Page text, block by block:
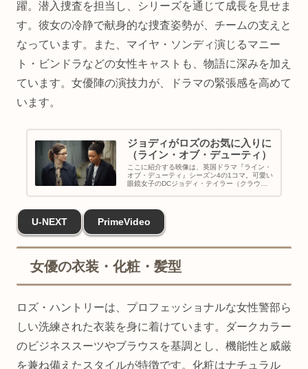
躍。潜入捜査を担当し、シリーズを通じて成長を見せま
す。彼女の冷静で献身的な捜査姿勢が、チームの支えと
なっています。また、マイヤ・ソンディ演じるマニー
ト・ビンドラなどの女性キャストも、物語に深みを加え
ています。女優陣の演技力が、ドラマの緊張感を高めて
います。
ジョディがロズのお気に入りに
（ライン・オブ・デューティ）
ここに紹介する映像は、英国ドラマ『ライン・
オブ・デューティ』シーズン4の1コマ。可愛い
眼鏡女子のDCジョディ・テイラー（クラウデ
ン）から気に入られます。
U-NEXT PrimeVideo
女優の衣装・化粧・髪型
ロズ・ハントリーは、プロフェッショナルな女性警部ら
しい洗練された衣装を身に着けています。ダークカラー
のビジネススーツやブラウスを基調とし、機能性と威厳
を兼ね備えたスタイルが特徴です。化粧はナチュラル